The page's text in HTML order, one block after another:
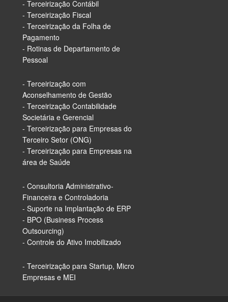
- Terceirização Contábil
- Terceirização Fiscal
- Terceirização da Folha de
Pagamento
- Rotinas de Departamento de
Pessoal
- Terceirização com
Aconselhamento de Gestão
- Terceirização Contabilidade
Societária e Gerencial
- Terceirização para Empresas do
Terceiro Setor (ONG)
- Terceirização para Empresas na
área de Saúde
- Consultoria Administrativo-
Financeira e Controladoria
- Suporte na Implantação de ERP
- BPO (Business Process
Outsourcing)
- Controle do Ativo Imobilizado
- Terceirização para Startup, Micro
Empresas e MEI